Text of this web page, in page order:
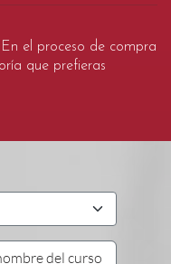
el proceso de compra
que prefieras